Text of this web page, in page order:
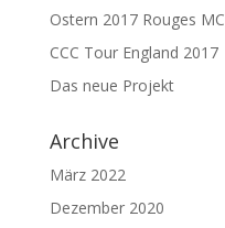
Ostern 2017 Rouges MC
CCC Tour England 2017
Das neue Projekt
Archive
März 2022
Dezember 2020